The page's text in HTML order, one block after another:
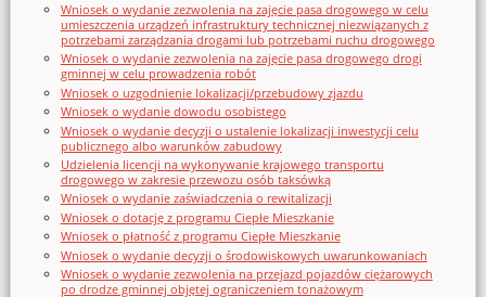
Wniosek o wydanie zezwolenia na zajęcie pasa drogowego w celu
umieszczenia urządzeń infrastruktury technicznej niezwiązanych z
potrzebami zarządzania drogami lub potrzebami ruchu drogowego
Wniosek o wydanie zezwolenia na zajęcie pasa drogowego drogi
gminnej w celu prowadzenia robót
Wniosek o uzgodnienie lokalizacji/przebudowy zjazdu
Wniosek o wydanie dowodu osobistego
Wniosek o wydanie decyzji o ustalenie lokalizacji inwestycji celu
publicznego albo warunków zabudowy
Udzielenia licencji na wykonywanie krajowego transportu
drogowego w zakresie przewozu osób taksówką
Wniosek o wydanie zaświadczenia o rewitalizacji
Wniosek o dotację z programu Ciepłe Mieszkanie
Wniosek o płatność z programu Ciepłe Mieszkanie
Wniosek o wydanie decyzji o środowiskowych uwarunkowaniach
Wniosek o wydanie zezwolenia na przejazd pojazdów ciężarowych
po drodze gminnej objętej ograniczeniem tonażowym